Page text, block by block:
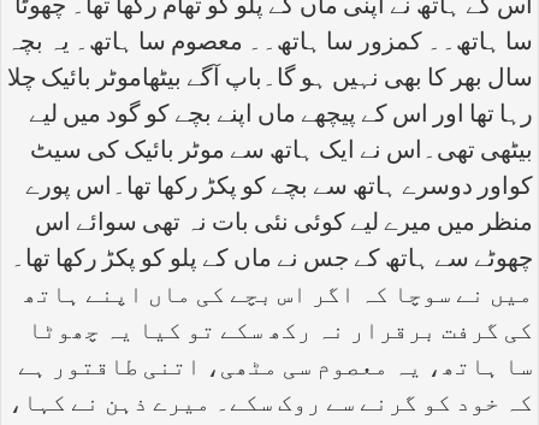
اس کے ہاتھ نے اپنی ماں کے پلو کو تھام رکھا تھا۔ چھوٹا
سا ہاتھ۔۔ کمزور سا ہاتھ۔۔ معصوم سا ہاتھ۔ یہ بچہ
سال بھر کا بھی نہیں ہو گا۔باپ آگے بیٹھاموٹر بائیک چلا
رہا تھا اور اس کے پیچھے ماں اپنے بچے کو گود میں لیے
بیٹھی تھی۔اس نے ایک ہاتھ سے موٹر بائیک کی سیٹ
کواور دوسرے ہاتھ سے بچے کو پکڑ رکھا تھا۔اس پورے
منظر میں میرے لیے کوئی نئی بات نہ تھی سوائے اس
چھوٹے سے ہاتھ کے جس نے ماں کے پلو کو پکڑ رکھا تھا۔
میں نے سوچا کہ اگر اس بچے کی ماں اپنے ہاتھ
کی گرفت برقرار نہ رکھ سکے تو کیا یہ چھوٹا
سا ہاتھ، یہ معصوم سی مٹھی، اتنی طاقتور ہے
کہ خود کو گرنے سے روک سکے۔ میرے ذہن نے کہا،